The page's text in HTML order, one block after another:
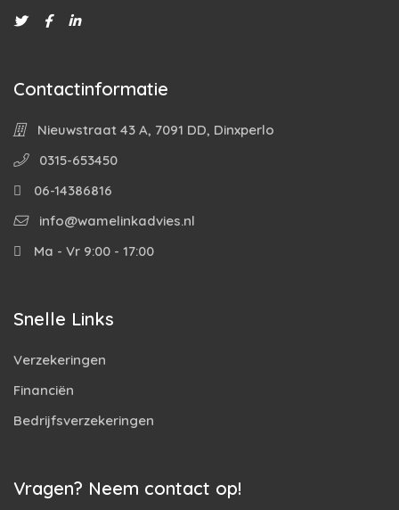
Contactinformatie
Nieuwstraat 43 A, 7091 DD, Dinxperlo
0315-653450
06-14386816
info@wamelinkadvies.nl
Ma - Vr 9:00 - 17:00
Snelle Links
Verzekeringen
Financiën
Bedrijfsverzekeringen
Vragen? Neem contact op!